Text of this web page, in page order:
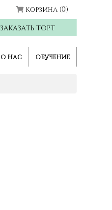
Корзина (0)
ЗАКАЗАТЬ ТОРТ
О НАС ОБУЧЕНИЕ